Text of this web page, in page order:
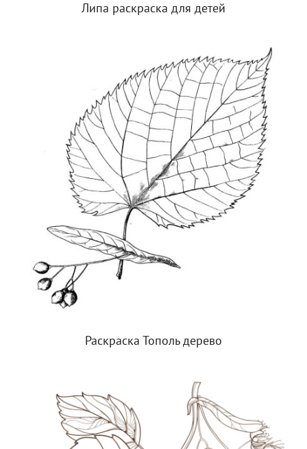
Липа раскраска для детей
Раскраска Тополь дерево